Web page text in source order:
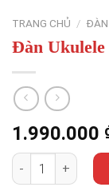
TRANG CHỦ / ĐÀN
Đàn Ukulele
1.990.000
Đàn Ukulele